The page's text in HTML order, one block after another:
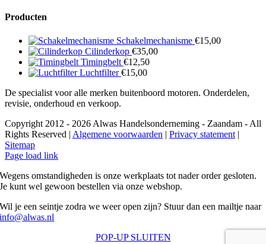
Producten
Schakelmechanisme €15,00
Cilinderkop €35,00
Timingbelt €12,50
Luchtfilter €15,00
De specialist voor alle merken buitenboord motoren. Onderdelen,
revisie, onderhoud en verkoop.
Copyright 2012 - 2026 Alwas Handelsonderneming - Zaandam - All
Rights Reserved | Algemene voorwaarden | Privacy statement |
Sitemap
Page load link
Wegens omstandigheden is onze werkplaats tot nader order gesloten.
Je kunt wel gewoon bestellen via onze webshop.
Wil je een seintje zodra we weer open zijn? Stuur dan een mailtje naar
info@alwas.nl
POP-UP SLUITEN